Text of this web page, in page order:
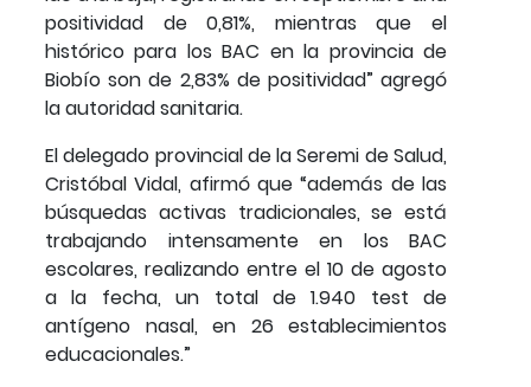
positividad de 0,81%, mientras que el
histórico para los BAC en la provincia de
Biobío son de 2,83% de positividad” agregó
la autoridad sanitaria.
El delegado provincial de la Seremi de Salud,
Cristóbal Vidal, afirmó que “además de las
búsquedas activas tradicionales, se está
trabajando intensamente en los BAC
escolares, realizando entre el 10 de agosto
a la fecha, un total de 1.940 test de
antígeno nasal, en 26 establecimientos
educacionales.”